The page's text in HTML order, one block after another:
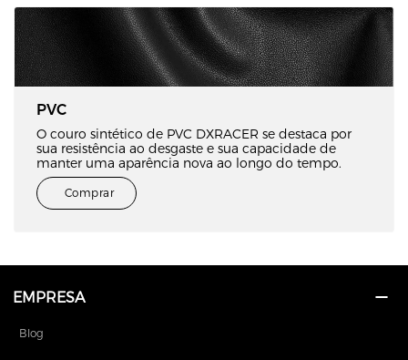
PVC
O couro sintético de PVC DXRACER se destaca por
sua resistência ao desgaste e sua capacidade de
manter uma aparência nova ao longo do tempo.
Comprar
EMPRESA
Blog